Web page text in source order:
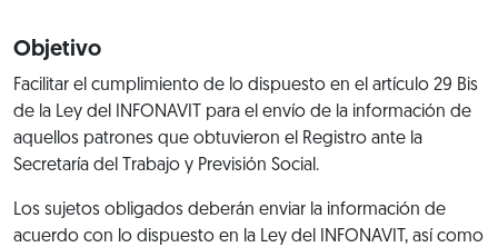
Objetivo
Facilitar el cumplimiento de lo dispuesto en el artículo 29 Bis
de la Ley del INFONAVIT para el envío de la información de
aquellos patrones que obtuvieron el Registro ante la
Secretaría del Trabajo y Previsión Social.
Los sujetos obligados deberán enviar la información de
acuerdo con lo dispuesto en la Ley del INFONAVIT, así como